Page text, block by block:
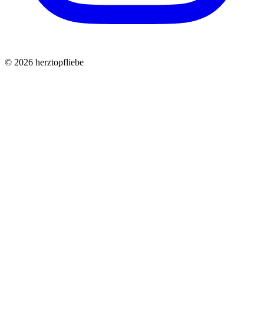
© 2026 herztopfliebe